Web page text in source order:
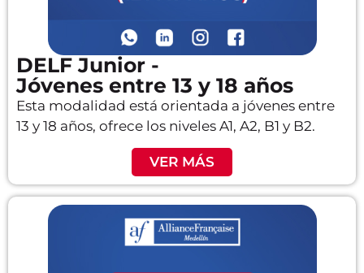
DELF Junior -
Jóvenes entre 13 y 18 años
Esta modalidad está orientada a jóvenes entre
13 y 18 años, ofrece los niveles A1, A2, B1 y B2.
VER MÁS